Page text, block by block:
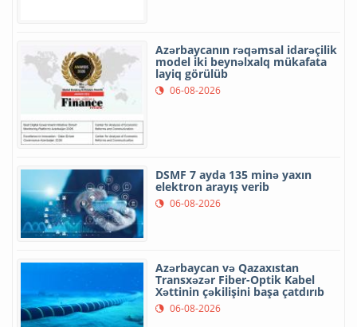
Azərbaycanın rəqəmsal idarəçilik
model iki beynəlxalq mükafata
layiq görülüb
06-08-2026
DSMF 7 ayda 135 minə yaxın
elektron arayış verib
06-08-2026
Azərbaycan və Qazaxıstan
Transxəzər Fiber-Optik Kabel
Xəttinin çəkilişini başa çatdırıb
06-08-2026